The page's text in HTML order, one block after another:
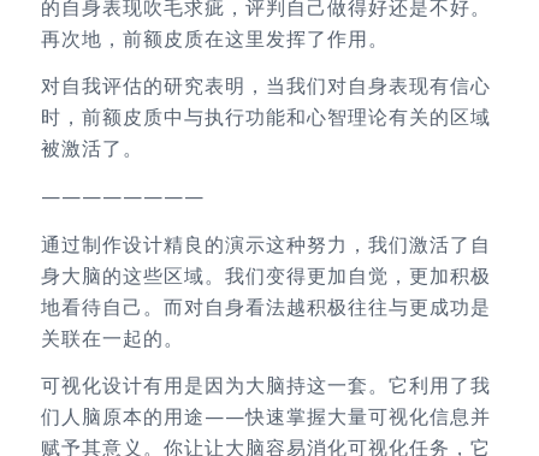
的自身表现吹毛求疵，评判自己做得好还是不好。
再次地，前额皮质在这里发挥了作用。
对自我评估的研究表明，当我们对自身表现有信心
时，前额皮质中与执行功能和心智理论有关的区域
被激活了。
————————
通过制作设计精良的演示这种努力，我们激活了自
身大脑的这些区域。我们变得更加自觉，更加积极
地看待自己。而对自身看法越积极往往与更成功是
关联在一起的。
可视化设计有用是因为大脑持这一套。它利用了我
们人脑原本的用途——快速掌握大量可视化信息并
赋予其意义。你让让大脑容易消化可视化任务，它